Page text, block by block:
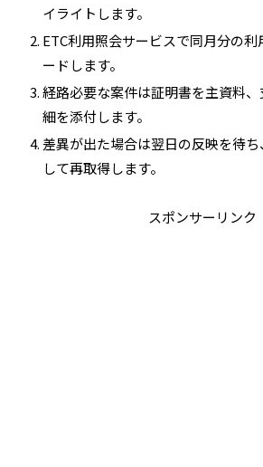
イライトします。
ETC利用照会サービスで同月分の
ードします。
経路必要な案件は証明書を主資料
細を添付します。
差異が出た場合は翌日の反映を待
して再取得します。
スポンサーリンク